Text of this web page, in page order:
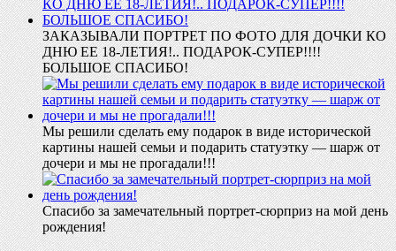
ЗАКАЗЫВАЛИ ПОРТРЕТ ПО ФОТО ДЛЯ ДОЧКИ КО
ДНЮ ЕЕ 18-ЛЕТИЯ!.. ПОДАРОК-СУПЕР!!!!
БОЛЬШОЕ СПАСИБО!
Мы решили сделать ему подарок в виде исторической
картины нашей семьи и подарить статуэтку — шарж от
дочери и мы не прогадали!!!
Спасибо за замечательный портрет-сюрприз на мой день
рождения!